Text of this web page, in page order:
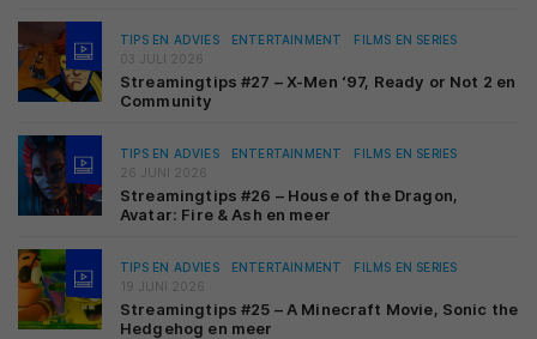
TIPS EN ADVIES ENTERTAINMENT
FILMS EN SERIES
03 JULI 2026
Streamingtips #27 – X-Men ‘97, Ready or Not 2 en
Community
TIPS EN ADVIES ENTERTAINMENT
FILMS EN SERIES
26 JUNI 2026
Streamingtips #26 – House of the Dragon,
Avatar: Fire & Ash en meer
TIPS EN ADVIES ENTERTAINMENT
FILMS EN SERIES
19 JUNI 2026
Streamingtips #25 – A Minecraft Movie, Sonic the
Hedgehog en meer